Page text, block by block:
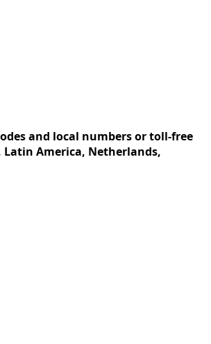
and local numbers or toll-free
Latin America, Netherlands,